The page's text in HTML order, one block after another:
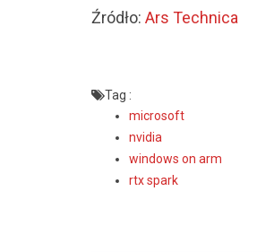
Źródło: Ars Technica
Tag :
microsoft
nvidia
windows on arm
rtx spark